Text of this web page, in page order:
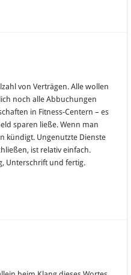
von Verträgen. Alle wollen
noch alle Abbuchungen
in Fitness-Centern – es
sparen ließe. Wenn man
kündigt. Ungenutzte Dienste
ist relativ einfach.
Unterschrift und fertig.